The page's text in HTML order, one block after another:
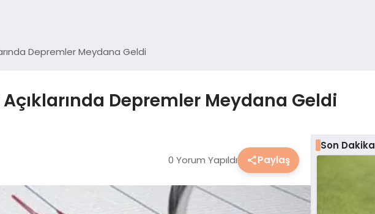
Depremler Meydana Geldi
Depremler Meydana Geldi
0 Yorum Yapıldı Paylaş
Son Dakika